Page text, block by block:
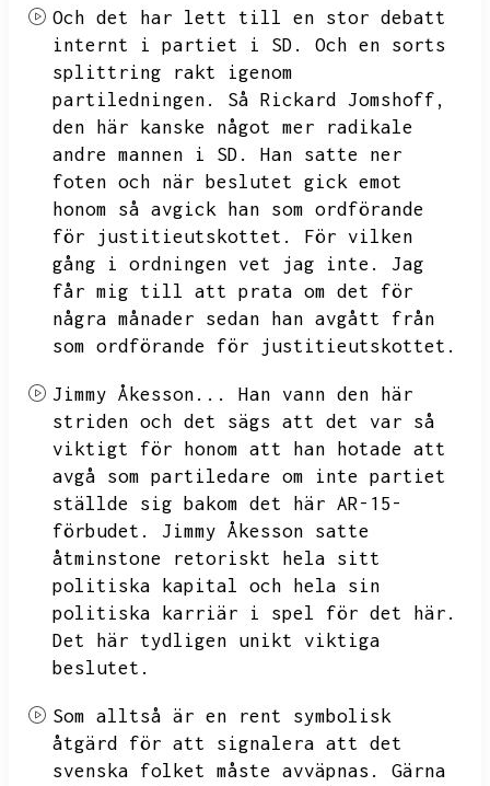
Och det har lett till en stor debatt
internt i partiet i SD.
Och en sorts
splittring rakt igenom
partiledningen.
Så Rickard Jomshoff,
den här kanske något mer radikale
andre mannen i SD.
Han satte ner
foten och när beslutet gick emot
honom så avgick han som ordförande
för justitieutskottet.
För vilken
gång i ordningen vet jag inte.
Jag
får mig till att prata om det för
några månader sedan han avgått från
som ordförande för justitieutskottet.
Jimmy Åkesson...
Han vann den här
striden och det sägs att det var så
viktigt för honom att han hotade att
avgå som partiledare om inte partiet
ställde sig bakom det här AR-15-
förbudet. Jimmy Åkesson satte
åtminstone retoriskt hela sitt
politiska kapital och hela sin
politiska karriär i spel för det här.
Det här tydligen unikt viktiga
beslutet.
Som alltså är en rent symbolisk
åtgärd för att signalera att det
svenska folket måste avväpnas.
Gärna